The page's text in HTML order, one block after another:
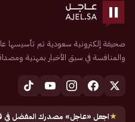
والمنافسة في سبق الأخبار بمهنية
★اجعل «عاجل» مصدرك المفضل في